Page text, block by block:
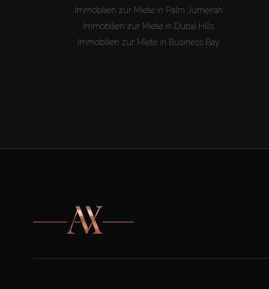
Immobilien zur Miete in Palm Jumeirah
Immobilien zur Miete in Dubai Hills
Immobilien zur Miete in Business Bay